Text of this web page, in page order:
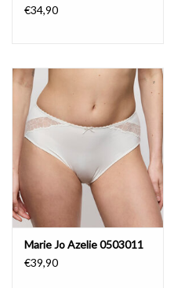
€34,90
Marie Jo Azelie 0503011
€39,90